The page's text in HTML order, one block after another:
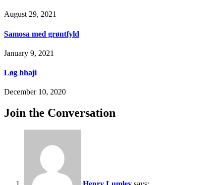
August 29, 2021
Samosa med grøntfyld
January 9, 2021
Løg bhaji
December 10, 2020
Join the Conversation